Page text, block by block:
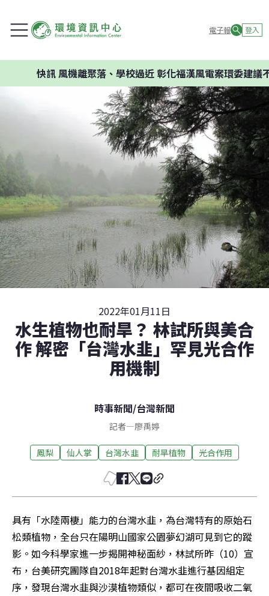
電子報 登入
風機離聚落、學校過近 彰化福漢風電案環委建議不應開發
2022年01月11日
水生植物也耐旱？ 林試所與美合
作 解密「台灣水韭」罕見光合作
用機制
時事新聞/台灣新聞
記者—廖禹婷
鳳梨 仙人掌 台灣水韭 耐旱植物 光合作用
具有「水陸兩棲」能力的台灣水韭，為台灣特有的原始石
松類植物，全台只在陽明山國家公園夢幻湖可見到它的蹤
影。如今科學家進一步揭開神秘面紗，林試所昨（10）宣
布，台美研究團隊自2018年起對台灣水韭進行基因組定
序，發現台灣水韭與沙漠植物類似，都可在夜間吸收二氧